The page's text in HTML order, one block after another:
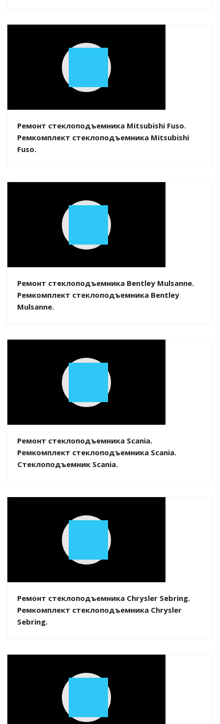
Play
Ремонт стеклоподъемника Mitsubishi Fuso.
Ремкомплект стеклоподъемника Mitsubishi
Fuso.
Play
Ремонт стеклоподъемника Bentley Mulsanne.
Ремкомплект стеклоподъемника Bentley
Mulsanne.
Play
Ремонт стеклоподъемника Scania.
Ремкомплект стеклоподъемника Scania.
Стеклоподъемник Scania.
Play
Ремонт стеклоподъемника Chrysler Sebring.
Ремкомплект стеклоподъемника Chrysler
Sebring.
Play